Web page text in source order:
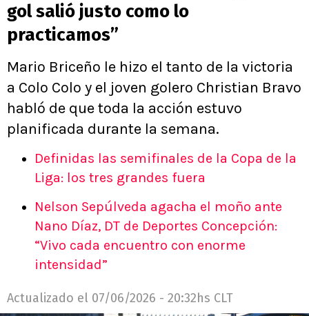
gol salió justo como lo
practicamos”
Mario Briceño le hizo el tanto de la victoria
a Colo Colo y el joven golero Christian Bravo
habló de que toda la acción estuvo
planificada durante la semana.
Definidas las semifinales de la Copa de la
Liga: los tres grandes fuera
Nelson Sepúlveda agacha el moño ante
Nano Díaz, DT de Deportes Concepción:
“Vivo cada encuentro con enorme
intensidad”
Actualizado el 07/06/2026 - 20:32hs CLT